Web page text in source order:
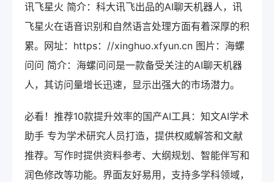
讯飞星火 简介：科大讯飞出品的AI聊天机器人，讯
飞星火在语音识别和自然语言处理方面有着深厚的积
累。网址：https：//xinghuo.xfyun.cn 图片：海螺
问问 简介：海螺问问是一款备受关注的AI聊天机器
人，其访问量增长迅速，显示出强大的市场潜力。
必看！推荐10款提升效率的国产AI工具：知文AI学术
助手 专为学术研究人员打造，提供权威解答和文献
推荐。写作时提供资料参考、大纲规划、智能伴写和
润色修改等功能。界面友好易用，支持多学科领域，